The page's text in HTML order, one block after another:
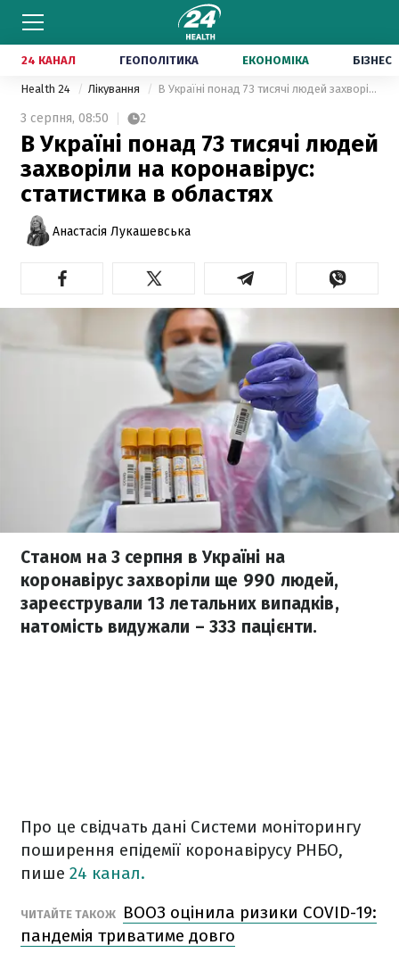
24 КАНАЛ ГЕОПОЛІТИКА ЕКОНОМІКА БІЗНЕС
Health 24 Лікування В Україні понад 73 тисячі людей захворіли на коронавірус: статистика в областях
3 серпня, 08:50 2
В Україні понад 73 тисячі людей
захворіли на коронавірус:
статистика в областях
Анастасія Лукашевська
Станом на 3 серпня в Україні на
коронавірус захворіли ще 990 людей,
зареєстрували 13 летальних випадків,
натомість видужали – 333 пацієнти.
Про це свідчать дані Системи моніторингу
поширення епідемії коронавірусу РНБО,
пише 24 канал.
ЧИТАЙТЕ ТАКОЖ
ВООЗ оцінила ризики COVID-19:
пандемія триватиме довго